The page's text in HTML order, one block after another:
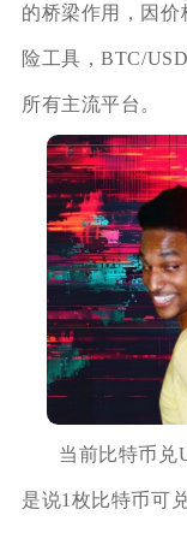
的桥梁作用，因
险工具，BTC/
所有主流平台。
当前比特币兑
是说1枚比特币可